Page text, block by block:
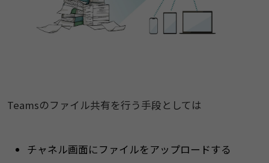
Teamsのファイル共有を行う手段としては
チャネル画面にファイルをアップロードする